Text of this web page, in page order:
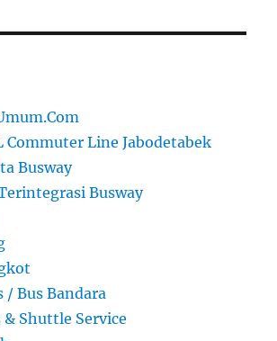
Commuter Line Jabodetabek
Busway
Busway
/ Bus Bandara
& Shuttle Service